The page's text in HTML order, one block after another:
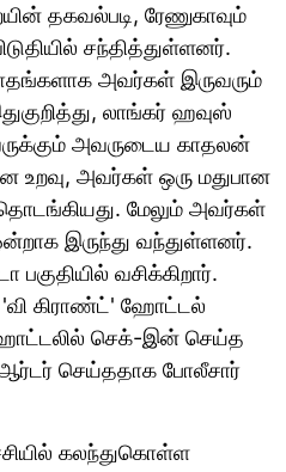
தகவல்படி, ரேணுகாவும்
சந்தித்துள்ளனர்.
அவர்கள் இருவரும்
லாங்கர் ஹவுஸ்
அவருடைய காதலன்
உறவு, அவர்கள் ஒரு மதுபான
தொடங்கியது. மேலும் அவர்கள்
இருந்து வந்துள்ளனர்.
வசிக்கிறார்.
கிராண்ட்' ஹோட்டல்
செக்-இன் செய்த
ஆர்டர் செய்ததாக போலீசார்
கலந்துகொள்ள